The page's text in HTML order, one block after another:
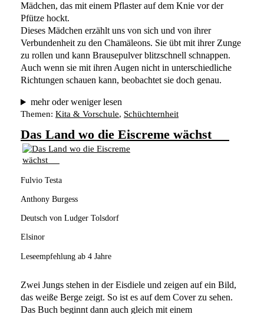
Mädchen, das mit einem Pflaster auf dem Knie vor der
Pfütze hockt.
Dieses Mädchen erzählt uns von sich und von ihrer
Verbundenheit zu den Chamäleons. Sie übt mit ihrer Zunge
zu rollen und kann Brausepulver blitzschnell schnappen.
Auch wenn sie mit ihren Augen nicht in unterschiedliche
Richtungen schauen kann, beobachtet sie doch genau.
mehr oder weniger lesen
Themen: Kita & Vorschule, Schüchternheit
Das Land wo die Eiscreme wächst
Fulvio Testa
Anthony Burgess
Deutsch von Ludger Tolsdorf
Elsinor
Leseempfehlung ab 4 Jahre
Zwei Jungs stehen in der Eisdiele und zeigen auf ein Bild,
das weiße Berge zeigt. So ist es auf dem Cover zu sehen.
Das Buch beginnt dann auch gleich mit einem